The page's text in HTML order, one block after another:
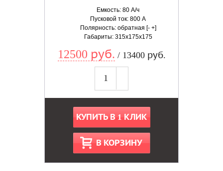
Емкость: 80 А/ч
Пусковой ток: 800 А
Полярность: обратная [- +]
Габариты: 315x175x175
12500 руб. / 13400 руб.
КУПИТЬ В 1 КЛИК
В КОРЗИНУ